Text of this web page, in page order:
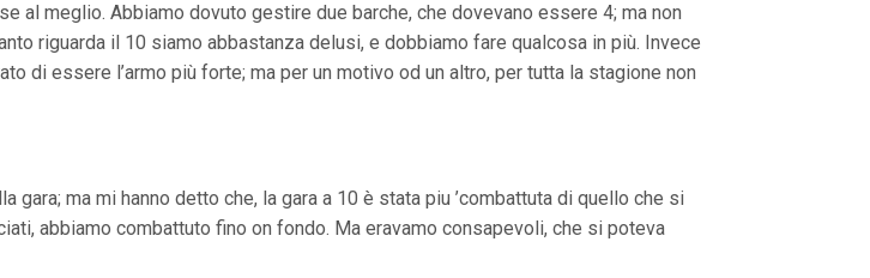
al meglio. Abbiamo dovuto gestire due barche, che dovevano essere 4; ma non
riguarda il 10 siamo abbastanza delusi, e dobbiamo fare qualcosa in più. Invece
di essere l’armo più forte; ma per un motivo od un altro, per tutta la stagione non
gara; ma mi hanno detto che, la gara a 10 è stata piu ’combattuta di quello che si
abbiamo combattuto fino on fondo. Ma eravamo consapevoli, che si poteva